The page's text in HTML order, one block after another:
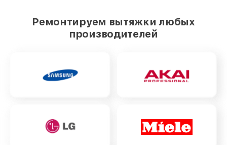
Ремонтируем вытяжки любых
производителей